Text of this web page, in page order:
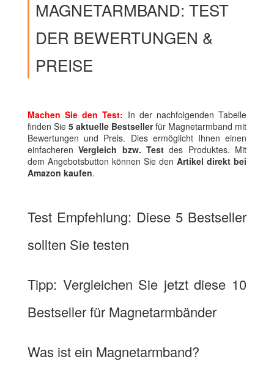
MAGNETARMBAND: TEST
DER BEWERTUNGEN &
PREISE
Machen Sie den Test: In der nachfolgenden Tabelle
finden Sie 5 aktuelle Bestsellerfür Magnetarmband mit
Bewertungen und Preis. Dies ermöglicht Ihnen einen
einfacherenVergleich bzw. Test des Produktes. Mit
dem Angebotsbutton können Sie den Artikel direkt bei
Amazon kaufen.
Test Empfehlung: Diese 5 Bestseller
sollten Sie testen
Tipp: Vergleichen Sie jetzt diese 10
Bestseller für Magnetarmbänder
Was ist ein Magnetarmband?